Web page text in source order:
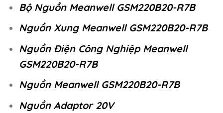
Bộ Nguồn Meanwell GSM220B20-R7B
Nguồn Xung Meanwell GSM220B20-R7B
Nguồn Điện Công Nghiệp Meanwell
GSM220B20-R7B
Nguồn Meanwell GSM220B20-R7B
Nguồn Adaptor 20V